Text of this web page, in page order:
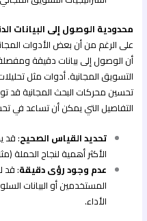
محدودية الوصول إلى البيانات
على الرغم من أن بعض الأدوات
أن الوصول إلى بيانات دقيقة
التسويق المجانية. أدوات مثل
تحسين محركات البحث المجانية قد
التفاصيل التي يمكن أن تساعد في
تحديد القياس الصحيح: قد
الأكثر أهمية لنجاح الحملة
عدم وجود رؤى دقيقة: قد
المستخدمين أو البيانات
الأداء.